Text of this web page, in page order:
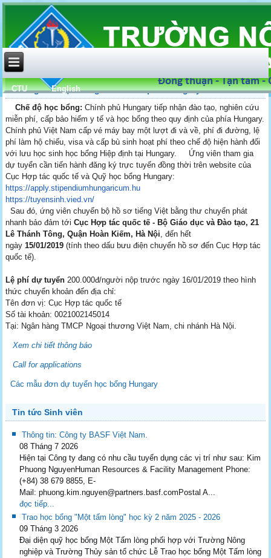
CTU English
Thông báo học bổng của Chính phủ Hungary năm 2019
Chế độ học bổng:Chính phủ Hungary tiếp nhận đào tạo, nghiên cứu
miễn phí, cấp bảo hiểm y tế và học bổng theo quy định của phía Hungary.
Chính phủ Việt Nam cấp vé máy bay một lượt đi và về, phí đi đường, lệ
phí làm hộ chiếu, visa và cấp bù sinh hoạt phí theo chế độ hiện hành đối
với lưu học sinh học bổng Hiệp định tại Hungary. Ứng viên tham gia
dự tuyển cần tiến hành đăng ký trực tuyến đồng thời trên website của
Cục Hợp tác quốc tế và Quỹ học bổng Hungary:
https://apply.stipendiumhungaricum.hu
https://tuyensinh.vied.vn/
Sau đó, ứng viên chuyển bộ hồ sơ tiếng Việt bằng thư chuyển phát
nhanh bảo đảm tớiCục Hợp tác quốc tế - Bộ Giáo dục và Đào tạo, 21
Lê Thánh Tông, Quận Hoàn Kiếm, Hà Nội , đến hết
ngày 15/01/2019 (tính theo dấu bưu điện chuyển hồ sơ đến Cục Hợp tác
quốc tế).
Lệ phí dự tuyển 200.000đ/người nộp trước ngày 16/01/2019 theo hình
thức chuyển khoản đến địa chỉ:
Tên đơn vị: Cục Hợp tác quốc tế
Số tài khoản: 0021002145014
Tại: Ngân hàng TMCP Ngoại thương Việt Nam, chi nhánh Hà Nội.
Xem chi tiết thông báo
Call for applications
Các mẫu đơn dự tuyển học bổng Hungary
Tin tức Sinh viên
Thông tin: Công ty BASF Việt Nam.
08 Tháng 7 2026
Hiện tại Công ty đang có nhu cầu tuyển dụng các vị trí như sau: Kim
Phuong NguyenHuman Resources & Facility Management Phone:
(+84) 38 679 8855, E-
Mail: phuong.kim.nguyen@partners.basf.comPostal A...
đọc tiếp...
Trao học bổng "Một tấm lòng" học kỳ 2 năm 2025 - 2026
09 Tháng 3 2026
Đại diện quỹ học bổng Một Tấm lòng phối hợp với Trường Nông
nghiệp và Trường Thủy sản tổ chức Lễ Trao học bổng Một Tấm lòng